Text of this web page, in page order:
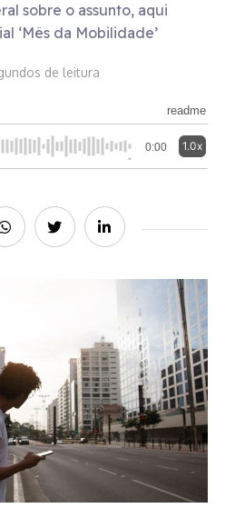
sobre o assunto, aqui
‘Mês da Mobilidade’
de leitura
readme
0:00 1.0x